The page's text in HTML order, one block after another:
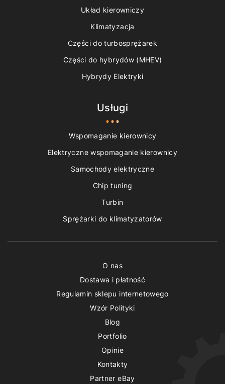
Układ kierowniczy
Klimatyzacja
Części do turbosprężarek
Części do hybrydów (MHEV)
Hybrydy Elektryki
Usługi
Wspomaganie kierownicy
Elektryczne wspomaganie kierownicy
Samochody elektryczne
Chip tuning
Turbin
Sprężarki do klimatyzatorów
O nas
Dostawa i płatność
Regulamin sklepu internetowego
Wzór Polityki
Blog
Portfolio
Opinie
Kontakty
Partner eBay